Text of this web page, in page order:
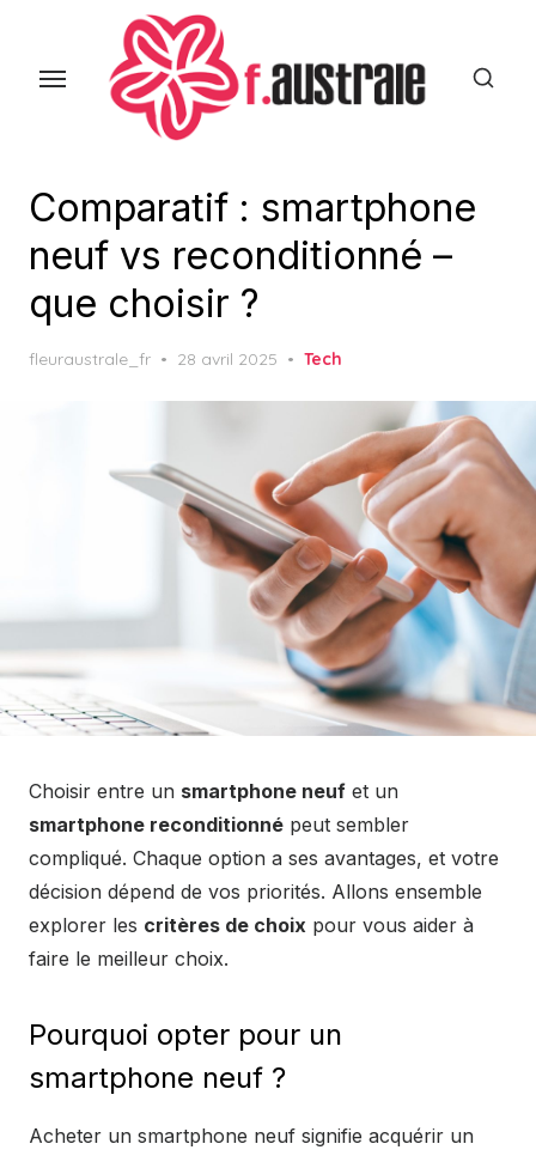
Comparatif : smartphone
neuf vs reconditionné –
que choisir ?
fleuraustrale_fr
Posted
28 avril 2025 Tech
Choisir entre un smartphone neuf et un
smartphone reconditionné peut sembler
compliqué. Chaque option a ses avantages, et votre
décision dépend de vos priorités. Allons ensemble
explorer les critères de choix pour vous aider à
faire le meilleur choix.
Pourquoi opter pour un
smartphone neuf ?
Acheter un smartphone neuf signifie acquérir un